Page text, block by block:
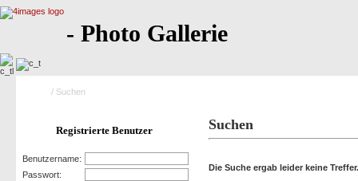
- Photo Gallerie
/ Suchen
Registrierte Benutzer
Benutzername:
Passwort:
Suchen
Die Suche ergab leider keine Treffer.